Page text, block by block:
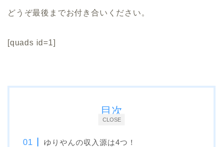
どうぞ最後までお付き合いください。
[quads id=1]
CLOSE
目次
ゆりやんの収入源は4つ！